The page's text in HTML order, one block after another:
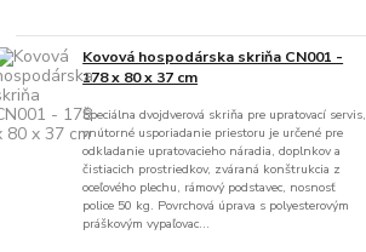
Kovová hospodárska skriňa CN001 -
178 x 80 x 37 cm
Špeciálna dvojdverová skriňa pre upratovací servis,
vnútorné usporiadanie priestoru je určené pre
odkladanie upratovacieho náradia, doplnkov a
čistiacich prostriedkov, zváraná konštrukcia z
oceľového plechu, rámový podstavec, nosnosť
police 50 kg. Povrchová úprava s polyesterovým
práškovým vypaľovac...